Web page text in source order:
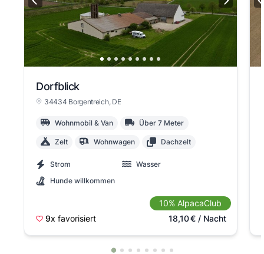
Dorfblick
34434 Borgentreich, DE
Wohnmobil & Van Über 7 Meter
Zelt Wohnwagen Dachzelt
Strom
Wasser
Hunde willkommen
9x favorisiert
10% AlpacaClub
18,10€/ Nacht